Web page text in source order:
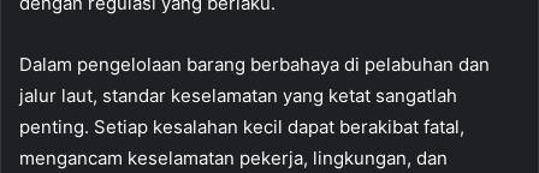
Dalam pengelolaan barang berbahaya di pelabuhan dan
jalur laut, standar keselamatan yang ketat sangatlah
penting. Setiap kesalahan kecil dapat berakibat fatal,
mengancam keselamatan pekerja, lingkungan, dan